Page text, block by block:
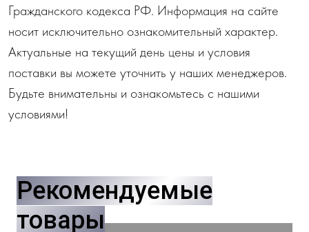
Гражданского кодекса РФ. Информация на сайте
носит исключительно ознакомительный характер.
Актуальные на текущий день цены и условия
поставки вы можете уточнить у наших менеджеров.
Будьте внимательны и ознакомьтесь с нашими
условиями!
Рекомендуемые
товары